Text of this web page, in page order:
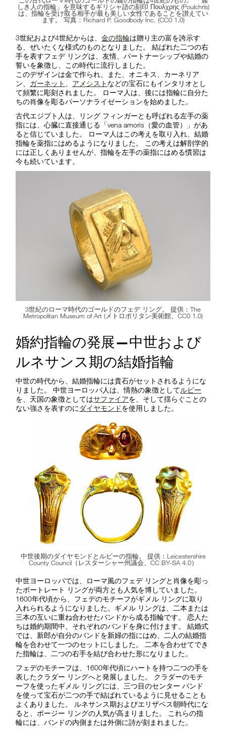
しき人の指輪」を意味するギリシャ語の刻印 Πουλχρης (Poulchrīs)
は、指輪を受け取る相手が最も美しい女性であることを讃えてい
ます。 写真：Richard P. Goodbody Inc. (CC0 1.0)
3世紀および4世紀からは、金の指輪は贈り主の富を誇示す
る、ぜいたくな様式のものとなりました。 結ばれた二つの右
手を表すフェデ リングは、友情、パートナーシップや結婚の
誓いを象徴し、この時代に流行しました。
このデザインは金で作られ、また、オニキス、カーネリア
ン、 ガーネット アメシスト などの宝石にもインタリオとし
て頻繁に彫刻されました。 ローマ人は、後には指輪に自分た
ちの肖像を彫るパーソナライゼーションを始めました。
古代エジプト人は、リング フィンガーとも呼ばれる左手の薬
指には、心臓に直接通じる「vena amoris（愛の血管）」があ
ると信じていました。 ローマ人はこの考えを取り入れ、結婚
指輪を薬指にはめるようになりました。 この考えは解剖学的
には正しくありませんが、指輪を左手の薬指にはめる慣習は
今も続いています。
3世紀のローマ時代のゴールドのフェデ リング。 提供：The
Metropolitan Museum of Art (メトロポリタン美術館、CC0 1.0)
婚約指輪の発展—中世および
ルネサンス期の結婚指輪
中世の時代から、結婚指輪には貴石がセットされるようにな
りました。 中世ヨーロッパ人は、情熱の象徴としてルビー
を、天国の象徴としてはサファイアを、そして揺らぐことの
ない強さを表すのに ダイヤモンドを使用しました。
中世後期のダイヤモンドとルビーの指輪。 提供：Leicestershire
County Council（レスターシャー州議会、CC BY-SA 4.0）
中世ヨーロッパでは、ローマ風のフェデ リングと肖像を彫っ
たポートレート リングが両方とも人気を博していました。
1600年代頃から、フェデのモチーフがギメル リングに取り
入れられるようになりました。ギメル リングは、二本または
三本の互いに重ね合わせたバンドから成る指輪です。 恋人た
ちは婚約期間中、それぞれのバンドを身に付けます。 結婚式
では、新郎が自分のバンドを新婦の指にはめ、二人の結婚指
輪を合わせて一つのセットにしました。 二本を合わせてでき
た指輪は、二つの右手を結び合わせた形になりました。
フェデのモチーフは、1600年代頃にハートを持つ二つの手を
表したクラダー リングへと発展しました。 クラダーのモチ
ーフを使ったギメル リングには、三つ目のセンター バンド
を使って宝石が二つの手で結ばれているように見せることも
よくありました。 ルネサンス期およびエリザベス朝時代にな
ると、ポージー リングの人気が高まりました。 これらの指
輪には、バンドの内側または外側に詩が刻まれました。